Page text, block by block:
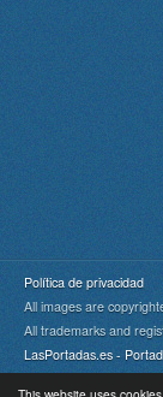
Política de privacidad
All images are
All trademarks and
LasPortadas.es -